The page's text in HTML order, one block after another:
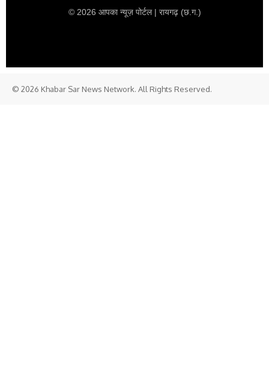
© 2026 आपका न्यूज़ पोर्टल | रायगढ़ (छ.ग.)
© 2026 Khabar Sar News Network. All Rights Reserved.